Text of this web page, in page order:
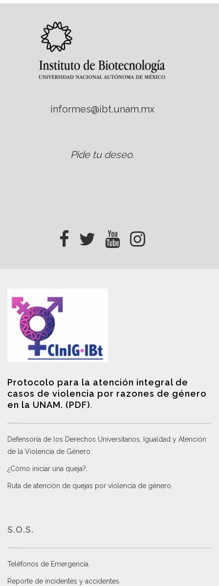
informes@ibt.unam.mx
Pide tu deseo.
Protocolo para la atención integral de
casos de violencia por razones de género
en la UNAM. (PDF).
Defensoría de los Derechos Universitarios, Igualdad y Atención
de la Violencia de Género
¿Cómo iniciar una queja?
Ruta de atención de quejas por violencia de género
S.O.S.
Teléfonos de Emergencia.
Reporte de incidentes y accidentes